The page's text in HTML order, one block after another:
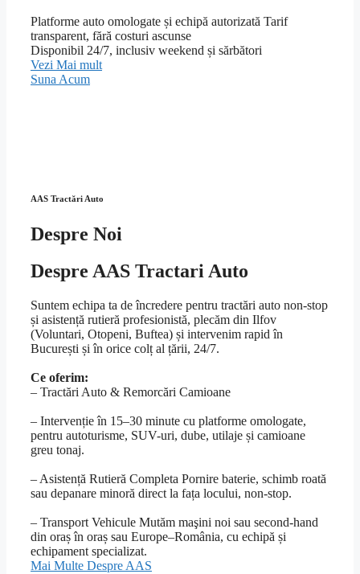
Platforme auto omologate și echipă autorizată Tarif
transparent, fără costuri ascunse
Disponibil 24/7, inclusiv weekend și sărbători
Vezi Mai mult
Suna Acum
AAS Tractări Auto
Despre Noi
Despre AAS Tractari Auto
Suntem echipa ta de încredere pentru tractări auto non-stop
și asistență rutieră profesionistă, plecăm din Ilfov
(Voluntari, Otopeni, Buftea) și intervenim rapid în
București și în orice colț al țării, 24/7.
Ce oferim:
– Tractări Auto & Remorcări Camioane
– Intervenție în 15–30 minute cu platforme omologate,
pentru autoturisme, SUV-uri, dube, utilaje și camioane
greu tonaj.
– Asistență Rutieră Completa Pornire baterie, schimb roată
sau depanare minoră direct la fața locului, non-stop.
– Transport Vehicule Mutăm maşini noi sau second-hand
din oraș în oraș sau Europe–România, cu echipă și
echipament specializat.
Mai Multe Despre AAS